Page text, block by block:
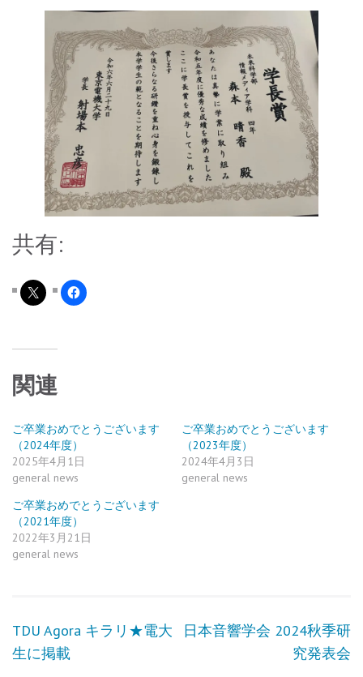
共有:
関連
ご卒業おめでとうございます
（2024年度）
2025年4月1日
general news
ご卒業おめでとうございます
（2023年度）
2024年4月3日
general news
ご卒業おめでとうございます
（2021年度）
2022年3月21日
general news
投
稿
TDU Agora キラリ★電大
生に掲載
日本音響学会 2024秋季研
究発表会